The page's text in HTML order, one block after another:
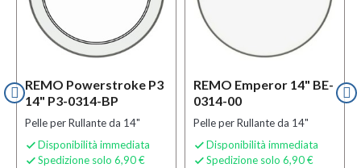
REMO Powerstroke P3
14" P3-0314-BP
Pelle per Rullante da 14"
 Disponibilità immediata
 Spedizione solo 6,90 €
REMO Emperor 14" BE-
0314-00
Pelle per Rullante da 14"
 Disponibilità immediata
 Spedizione solo 6,90 €